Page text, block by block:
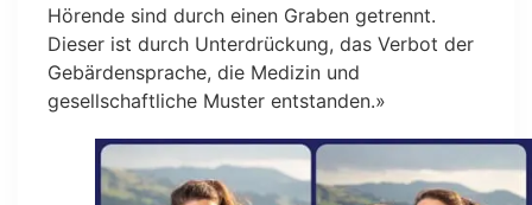
Hörende sind durch einen Graben getrennt.
Dieser ist durch Unterdrückung, das Verbot der
Gebärdensprache, die Medizin und
gesellschaftliche Muster entstanden.»